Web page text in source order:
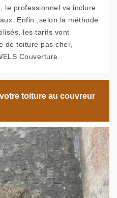
le professionnel va inclure
Enfin ,selon la méthode
les tarifs vont
de toiture pas cher,
Couverture.
toiture au couvreur